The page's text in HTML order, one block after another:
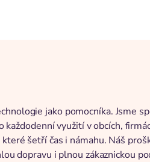
jako pomocníka. Jsme
využití v obcích,
šetří čas i námahu. Náš
dopravu i plnou zákaznickou